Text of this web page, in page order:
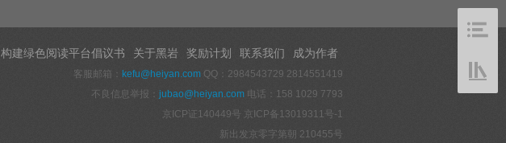
构建绿色阅读平台倡议书 关于黑岩 奖励计划 联系我们 成为作者
客服邮箱： kefu@heiyan.com QQ：2984543729 2814551419
不良信息举报： jubao@heiyan.com 电话：158 1029 7793
京ICP证140449号 京ICP备13019311号-1
新出发京零字第朝 210455号